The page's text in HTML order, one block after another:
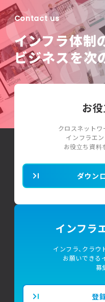
Contact us
インフラ体制
ビジネスを次
お
クロスネットワ
インフラエ
お役立ち資料
ダウン
インフラ
インフラ、クラウ
お願いできる
募
登